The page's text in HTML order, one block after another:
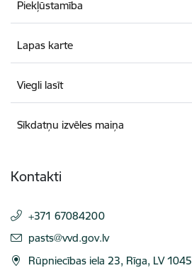
Piekļūstamība
Lapas karte
Viegli lasīt
Sīkdatņu izvēles maiņa
Kontakti
+371 67084200
E-pasts:
pasts@vvd.gov.lv
Rūpniecības iela 23, Rīga, LV 1045